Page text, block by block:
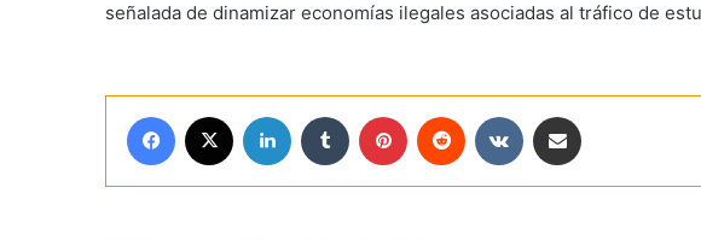
señalada de dinamizar economías ilegales asociadas al tráfico de
Facebook LinkedIn Tumblr Pinterest Reddit VKontakte